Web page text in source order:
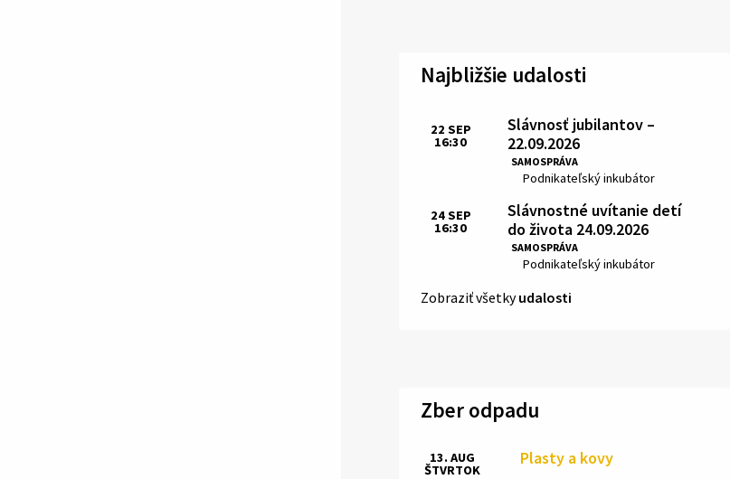
Najbližšie udalosti
Slávnosť jubilantov –
22.09.2026
SAMOSPRÁVA
Miesto:
Podnikateľský inkubátor
Čas:
22 SEP
16:30
Slávnostné uvítanie detí
do života 24.09.2026
SAMOSPRÁVA
Miesto:
Podnikateľský inkubátor
Čas:
24SEP
16:30
Zobraziť všetkyudalosti
Zber odpadu
Plasty a kovy
13. AUG
ŠTVRTOK